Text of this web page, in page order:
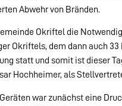
Abwehr von Bränden.
Okriftel die
Okriftels, dem dann auch
statt und somit ist dieser
Hochheimer, als
war zunächst eine